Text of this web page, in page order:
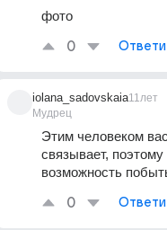
фото
0
iolana_sadovskaia
Мудрец
11лет
Этим человеком
связывает, поэтому
возможность
0